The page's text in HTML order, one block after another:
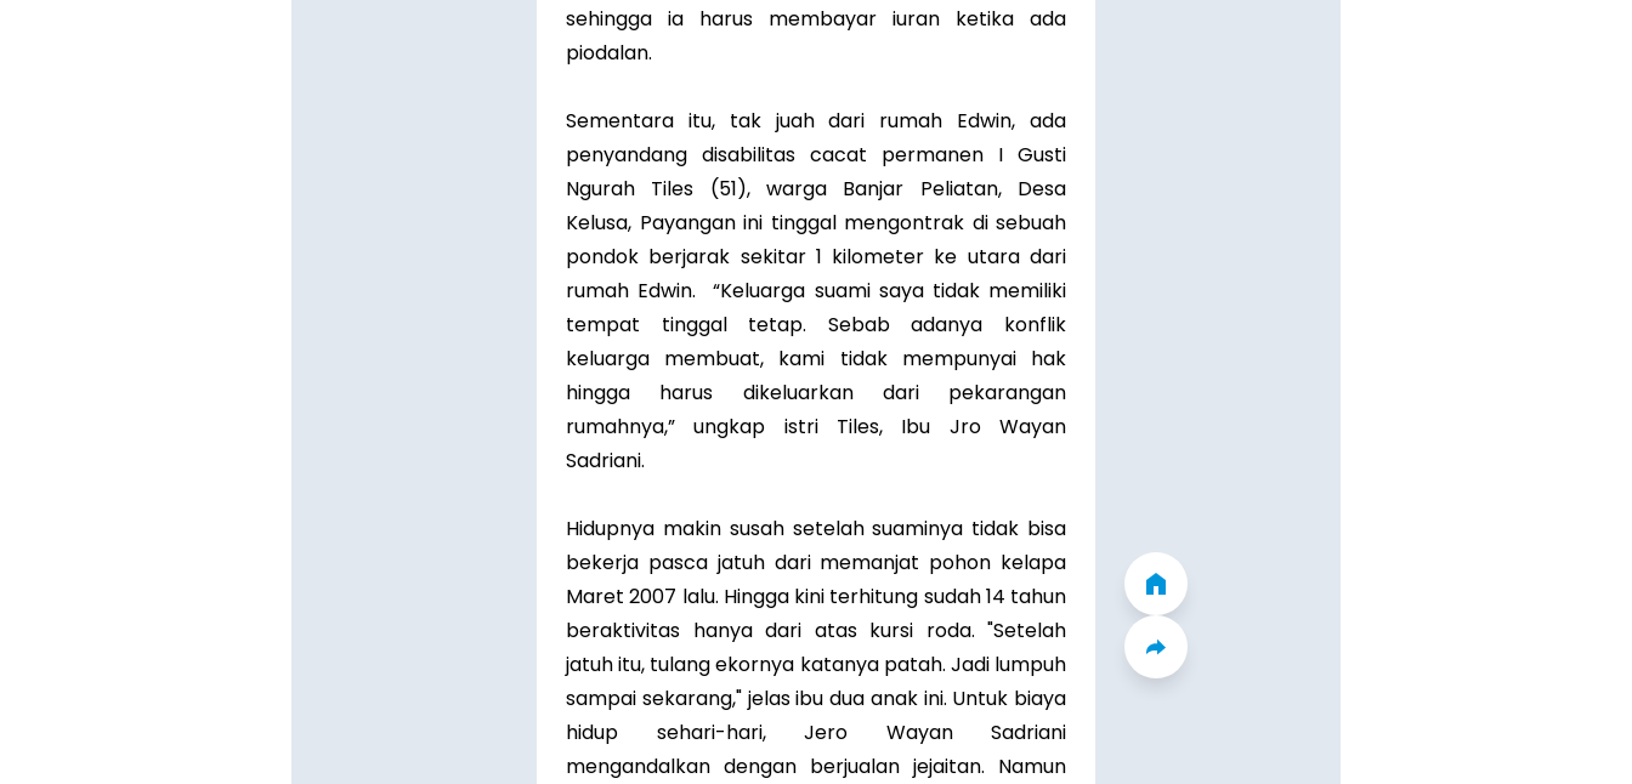
sehingga ia harus membayar iuran ketika ada
piodalan.
Sementara itu, tak juah dari rumah Edwin, ada
penyandang disabilitas cacat permanen I Gusti
Ngurah Tiles (51), warga Banjar Peliatan, Desa
Kelusa, Payangan ini tinggal mengontrak di sebuah
pondok berjarak sekitar 1 kilometer ke utara dari
rumah Edwin. “Keluarga suami saya tidak memiliki
tempat tinggal tetap. Sebab adanya konflik
keluarga membuat, kami tidak mempunyai hak
hingga harus dikeluarkan dari pekarangan
rumahnya,” ungkap istri Tiles, Ibu Jro Wayan
Sadriani.
Hidupnya makin susah setelah suaminya tidak bisa
bekerja pasca jatuh dari memanjat pohon kelapa
Maret 2007 lalu. Hingga kini terhitung sudah 14 tahun
beraktivitas hanya dari atas kursi roda. "Setelah
jatuh itu, tulang ekornya katanya patah. Jadi lumpuh
sampai sekarang," jelas ibu dua anak ini. Untuk biaya
hidup sehari-hari, Jero Wayan Sadriani
mengandalkan dengan berjualan jejaitan. Namun